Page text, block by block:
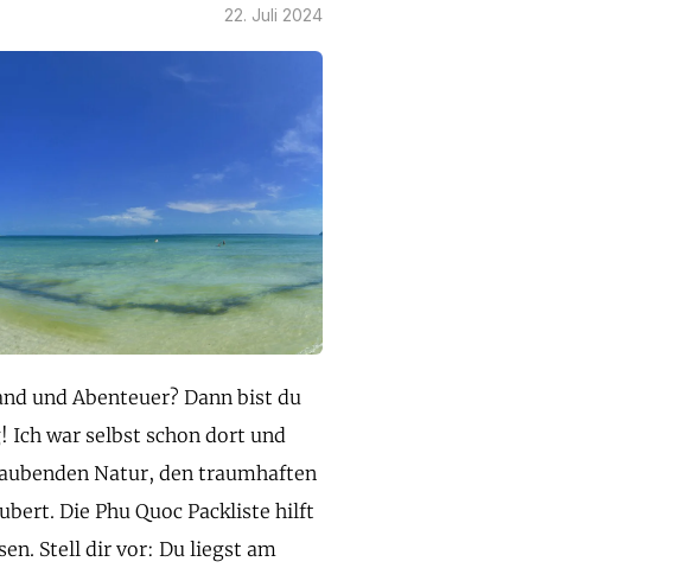
22. Juli 2024
und Abenteuer? Dann bist du
Ich war selbst schon dort und
Natur, den traumhaften
Die Phu Quoc Packliste hilft
Stell dir vor: Du liegst am